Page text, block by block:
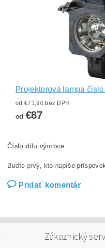
Projektorová lampa
od €71,90 bez DPH
od €87
Číslo dílu výrobce
Buďte prvý, kto napíše
Pridať komentár
Zákaznický